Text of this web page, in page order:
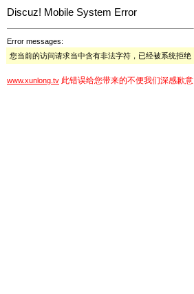
Discuz! Mobile System Error
Error messages:
您当前的访问请求当中含有非法字符，已经被系统拒绝
www.xunlong.tv 此错误给您带来的不便我们深感歉意